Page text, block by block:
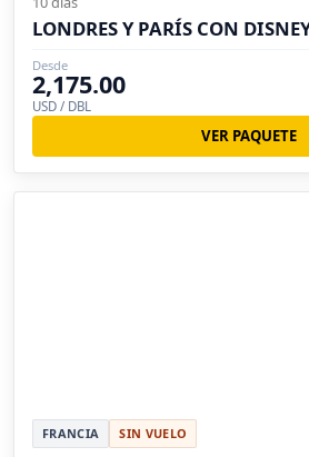
LONDRES Y PARÍS CON
Desde
2,175.00
USD / DBL
VER PAQUETE
FRANCIA SIN VUELO